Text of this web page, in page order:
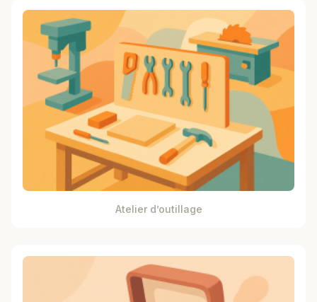
Atelier d’outillage